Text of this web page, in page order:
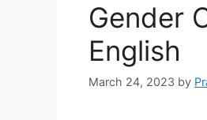
Gender
English
March 24, 2023 by